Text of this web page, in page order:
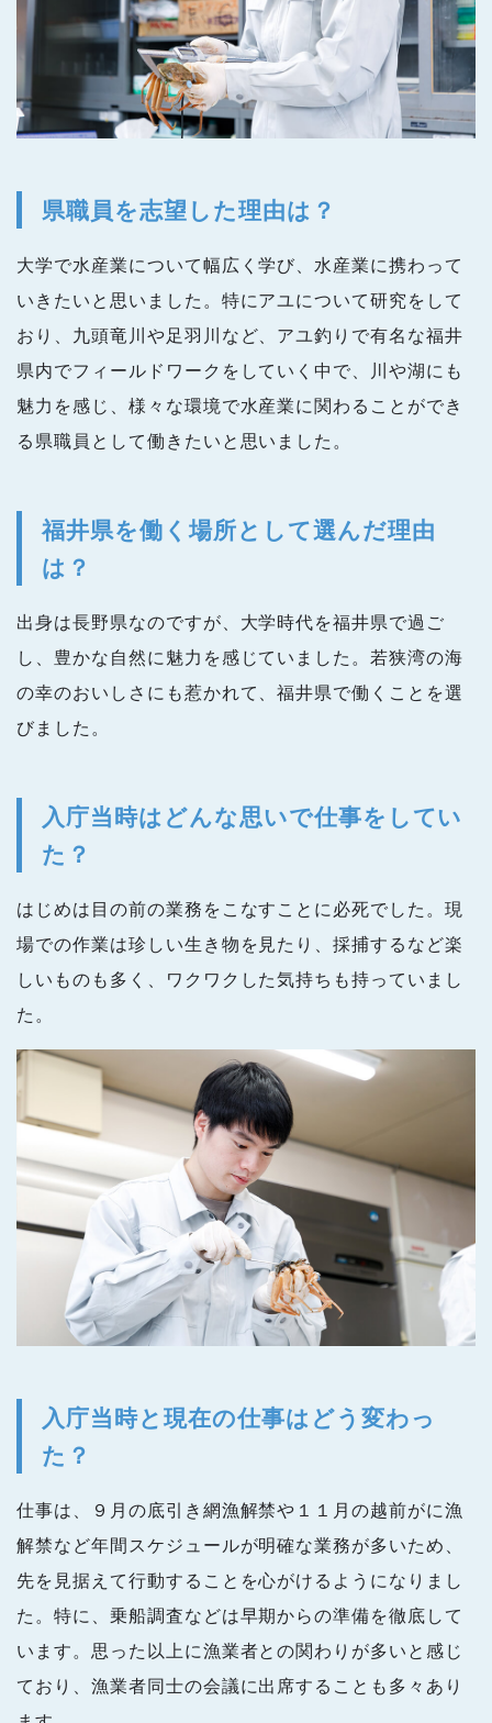
県職員を志望した理由は？
大学で水産業について幅広く学び、水産業に携わって
いきたいと思いました。特にアユについて研究をして
おり、九頭竜川や足羽川など、アユ釣りで有名な福井
県内でフィールドワークをしていく中で、川や湖にも
魅力を感じ、様々な環境で水産業に関わることができ
る県職員として働きたいと思いました。
福井県を働く場所として選んだ理由
は？
出身は長野県なのですが、大学時代を福井県で過ご
し、豊かな自然に魅力を感じていました。若狭湾の海
の幸のおいしさにも惹かれて、福井県で働くことを選
びました。
入庁当時はどんな思いで仕事をしてい
た？
はじめは目の前の業務をこなすことに必死でした。現
場での作業は珍しい生き物を見たり、採捕するなど楽
しいものも多く、ワクワクした気持ちも持っていまし
た。
入庁当時と現在の仕事はどう変わっ
た？
仕事は、９月の底引き網漁解禁や１１月の越前がに漁
解禁など年間スケジュールが明確な業務が多いため、
先を見据えて行動することを心がけるようになりまし
た。特に、乗船調査などは早期からの準備を徹底して
います。思った以上に漁業者との関わりが多いと感じ
ており、漁業者同士の会議に出席することも多々あり